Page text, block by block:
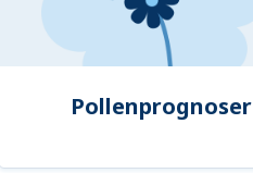
Pollenprognoser